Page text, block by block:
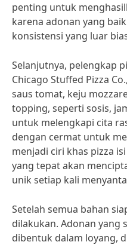
penting untuk
karena adonan yang
konsistensi yang luar
Selanjutnya, pelengkap
Chicago Stuffed Pizza
saus tomat, keju
topping, seperti sosis,
untuk melengkapi cita
dengan cermat untuk
menjadi ciri khas pizza
yang tepat akan
unik setiap kali
Setelah semua bahan
dilakukan. Adonan yang
dibentuk dalam loyang,